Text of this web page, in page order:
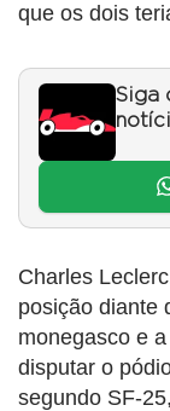
que os dois
Siga
Charles
posição diante
monegasco e
disputar o
segundo SF-